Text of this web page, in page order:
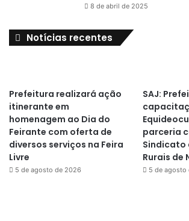
8 de abril de 2025
Notícias recentes
Prefeitura realizará ação
itinerante em
homenagem ao Dia do
Feirante com oferta de
diversos serviços na Feira
Livre
5 de agosto de 2026
SAJ:
parceria
Sindicato
Rurais de
5 de agosto